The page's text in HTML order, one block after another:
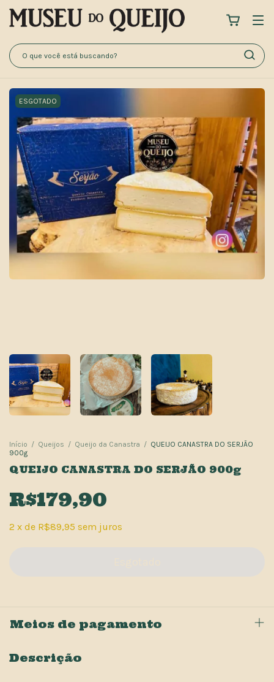
ESGOTADO
Início / Queijos / Queijo da Canastra / QUEIJO CANASTRA DO SERJÃO
900g
QUEIJO CANASTRA DO SERJÃO 900g
R$179,90
2 x de R$89,95 sem juros
Meios de pagamento
Descrição